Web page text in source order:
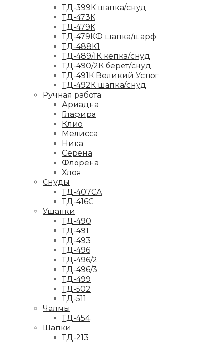
ТД-399К шапка/снуд
ТД-473К
ТД-479К
ТД-479КФ шапка/шарф
ТД-488К1
ТД-489/1К кепка/снуд
ТД-490/2К берет/снуд
ТД-491К Великий Устюг
ТД-492К шапка/снуд
Ручная работа
Ариадна
Глафира
Клио
Мелисса
Ника
Серена
Флорена
Хлоя
Снуды
ТД-407СА
ТД-416С
Ушанки
ТД-490
ТД-491
ТД-493
ТД-496
ТД-496/2
ТД-496/3
ТД-499
ТД-502
ТД-511
Чалмы
ТД-454
Шапки
ТД-213